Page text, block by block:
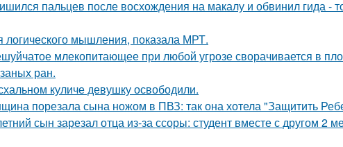
пальцев после восхождения на макалу и обвинил гида -
логического мышления, показала МРТ.
млекопитающее при любой угрозе сворачивается в
ран.
куличе девушку освободили.
порезала сына ножом в ПВЗ: так она хотела "Защитить
сын зарезал отца из-за ссоры: студент вместе с другом 2